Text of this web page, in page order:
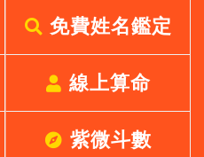
免費姓名鑑定
線上算命
紫微斗數